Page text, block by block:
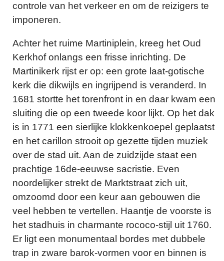
controle van het verkeer en om de reizigers te
imponeren.
Achter het ruime Martiniplein, kreeg het Oud
Kerkhof onlangs een frisse inrichting. De
Martinikerk rijst er op: een grote laat-gotische
kerk die dikwijls en ingrijpend is veranderd. In
1681 stortte het torenfront in en daar kwam een
sluiting die op een tweede koor lijkt. Op het dak
is in 1771 een sierlijke klokkenkoepel geplaatst
en het carillon strooit op gezette tijden muziek
over de stad uit. Aan de zuidzijde staat een
prachtige 16de-eeuwse sacristie. Even
noordelijker strekt de Marktstraat zich uit,
omzoomd door een keur aan gebouwen die
veel hebben te vertellen. Haantje de voorste is
het stadhuis in charmante rococo-stijl uit 1760.
Er ligt een monumentaal bordes met dubbele
trap in zware barok-vormen voor en binnen is